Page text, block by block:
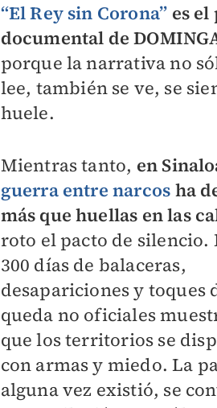
“El Rey sin Corona” es
documental de
porque la narrativa no
lee, también se ve, se
huele.
Mientras tanto, en
guerra entre narcos ha
más que huellas en las
roto el pacto de silencio.
300 días de balaceras,
desapariciones y toques
queda no oficiales
que los territorios se
con armas y miedo. La
alguna vez existió, se